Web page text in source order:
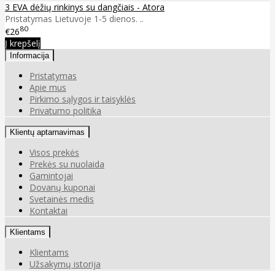
3 EVA dėžių rinkinys su dangčiais - Atora
Pristatymas Lietuvoje 1-5 dienos. ..
€2680
Į krepšelį
Informacija
Pristatymas
Apie mus
Pirkimo sąlygos ir taisyklės
Privatumo politika
Klientų aptarnavimas
Visos prekės
Prekės su nuolaida
Gamintojai
Dovanų kuponai
Svetainės medis
Kontaktai
Klientams
Klientams
Užsakymų istorija